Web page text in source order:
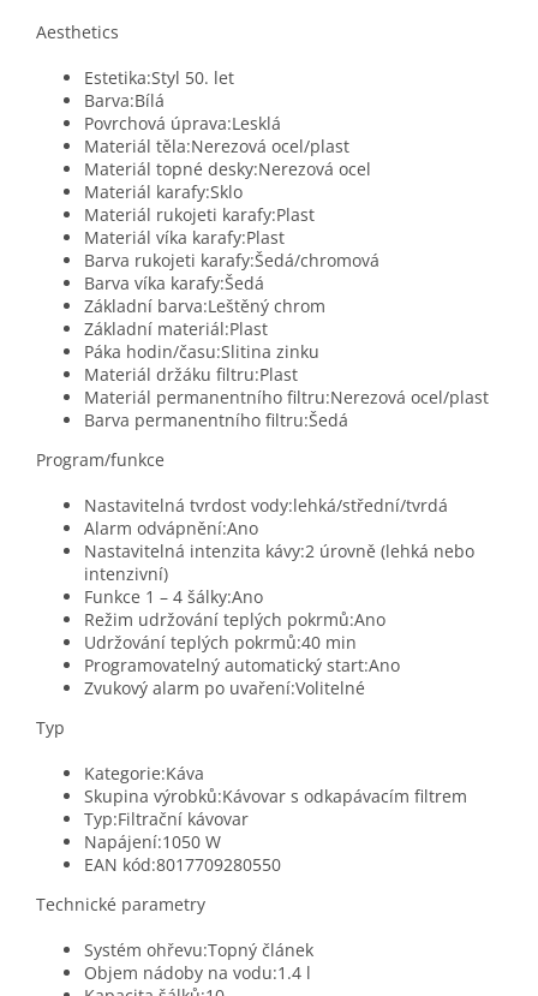
Aesthetics
Estetika:Styl 50. let
Barva:Bílá
Povrchová úprava:Lesklá
Materiál těla:Nerezová ocel/plast
Materiál topné desky:Nerezová ocel
Materiál karafy:Sklo
Materiál rukojeti karafy:Plast
Materiál víka karafy:Plast
Barva rukojeti karafy:Šedá/chromová
Barva víka karafy:Šedá
Základní barva:Leštěný chrom
Základní materiál:Plast
Páka hodin/času:Slitina zinku
Materiál držáku filtru:Plast
Materiál permanentního filtru:Nerezová ocel/plast
Barva permanentního filtru:Šedá
Program/funkce
Nastavitelná tvrdost vody:lehká/střední/tvrdá
Alarm odvápnění:Ano
Nastavitelná intenzita kávy:2 úrovně (lehká nebo
intenzivní)
Funkce 1 – 4 šálky:Ano
Režim udržování teplých pokrmů:Ano
Udržování teplých pokrmů:40 min
Programovatelný automatický start:Ano
Zvukový alarm po uvaření:Volitelné
Typ
Kategorie:Káva
Skupina výrobků:Kávovar s odkapávacím filtrem
Typ:Filtrační kávovar
Napájení:1050 W
EAN kód:8017709280550
Technické parametry
Systém ohřevu:Topný článek
Objem nádoby na vodu:1.4 l